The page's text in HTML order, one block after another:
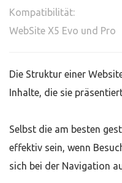
Kompatibilität:
WebSite X5 Evo und Pro
Die Struktur einer
Inhalte, die sie
Selbst die am besten
effektiv sein, wenn
sich bei der Navigation